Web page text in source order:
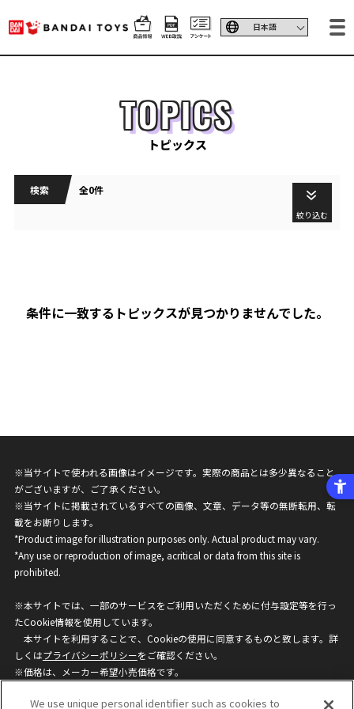
TOPICS
トピックス
検索 全0件
絞り込む
条件に一致するトピックスが見つかりませんでした。
※当サイトで使われる画像はイメージです。実際の商品とは多少異なること
がございますが、ご了承ください。
※当サイトに掲載されているすべての画像、文章、データ等の無断転用、転
載をお断りします。
*Product image for illustration purposes only. Actual product may vary.
*Any use or reproduction of image, acritical or data from this site is
prohibited.
※本サイトでは、一部のサービスをご利用いただくために付与設定等を行っ
たCookie情報を使用しています。
本サイトを利用することで、Cookieの使用に同意するものと致します。詳
しくはプライバシーポリシーをご確認ください。
※価格は、メーカー希望小売価格です。
ざいますのでご了承ください。
We use unique personal identifier such as cookies to